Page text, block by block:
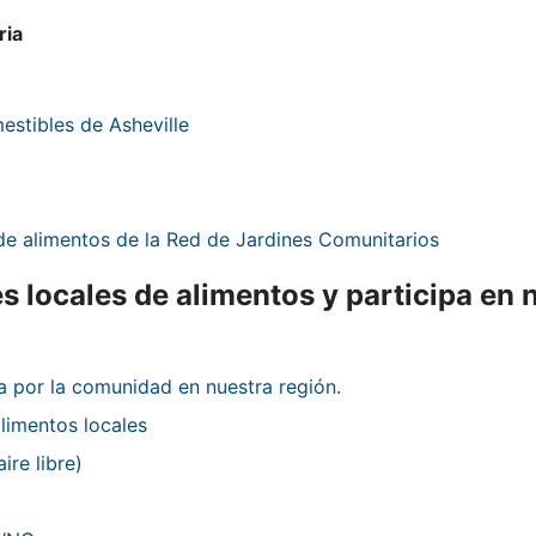
de Asheville
alimentos de la Red de Jardines Comunitarios
locales de alimentos y participa en
por la comunidad en nuestra región.
locales
libre)